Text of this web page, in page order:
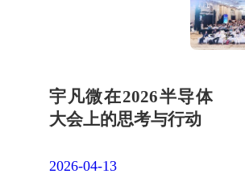
宇凡微在2026半导体
大会上的思考与行动
2026-04-13